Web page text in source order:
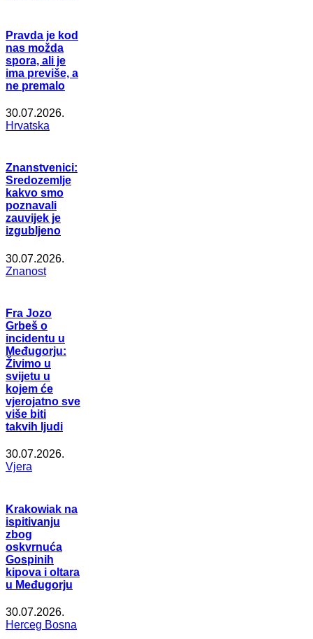
Pravda je kod
nas možda
spora, ali je
ima previše, a
ne premalo
30.07.2026.
Hrvatska
Znanstvenici:
Sredozemlje
kakvo smo
poznavali
zauvijek je
izgubljeno
30.07.2026.
Znanost
Fra Jozo
Grbeš o
incidentu u
Međugorju:
Živimo u
svijetu u
kojem će
vjerojatno sve
više biti
takvih ljudi
30.07.2026.
Vjera
Krakowiak na
ispitivanju
zbog
oskvrnuća
Gospinih
kipova i oltara
u Međugorju
30.07.2026.
Herceg Bosna